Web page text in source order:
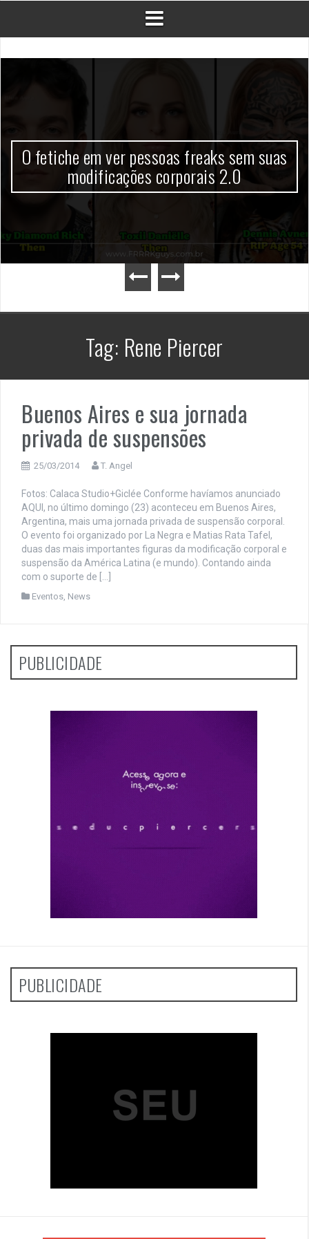
O fetiche em ver pessoas freaks sem suas
modificações corporais 2.0
Tag: Rene Piercer
Buenos Aires e sua jornada
privada de suspensões
25/03/2014 T. Angel
Fotos: Calaca Studio+Giclée Conforme havíamos anunciado
AQUI, no último domingo (23) aconteceu em Buenos Aires,
Argentina, mais uma jornada privada de suspensão corporal.
O evento foi organizado por La Negra e Matias Rata Tafel,
duas das mais importantes figuras da modificação corporal e
suspensão da América Latina (e mundo). Contando ainda
com o suporte de […]
Eventos, News
PUBLICIDADE
PUBLICIDADE